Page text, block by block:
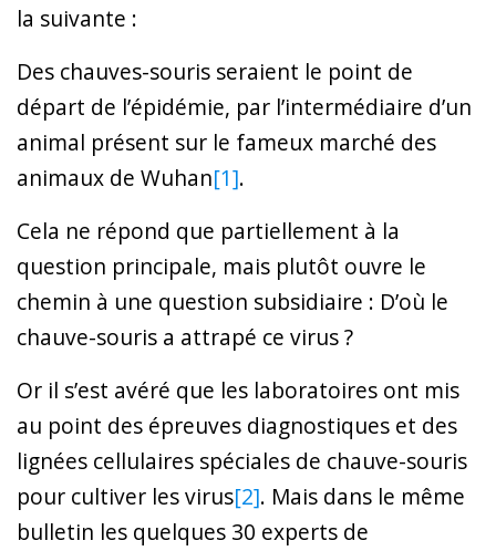
la suivante :
Des chauves-souris seraient le point de
départ de l’épidémie, par l’intermédiaire d’un
animal présent sur le fameux marché des
animaux de Wuhan[1].
Cela ne répond que partiellement à la
question principale, mais plutôt ouvre le
chemin à une question subsidiaire : D’où le
chauve-souris a attrapé ce virus ?
Or il s’est avéré que les laboratoires ont mis
au point des épreuves diagnostiques et des
lignées cellulaires spéciales de chauve-souris
pour cultiver les virus[2]. Mais dans le même
bulletin les quelques 30 experts de